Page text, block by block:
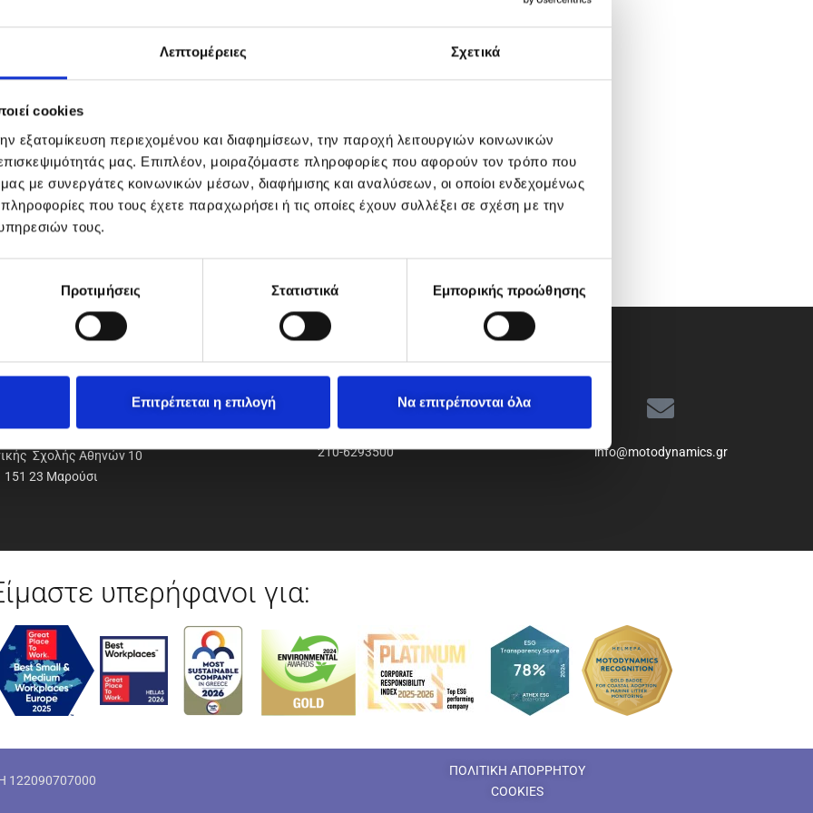
Λεπτομέρειες Σχετικά
cookies
εξατομίκευση περιεχομένου και διαφημίσεων, την παροχή λειτουργιών κοινωνικών
μας. Επιπλέον, μοιραζόμαστε πληροφορίες που αφορούν τον τρόπο που
μας με συνεργάτες κοινωνικών μέσων, διαφήμισης και αναλύσεων, οι οποίοι ενδεχομένως
που τους έχετε παραχωρήσει ή τις οποίες έχουν συλλέξει σε σχέση με την
τους.
Προτιμήσεις Στατιστικά Εμπορικής προώθησης
Επιτρέπεται η επιλογή Να επιτρέπονται όλα
Α.Ε.Ε.
Σχολής Αθηνών 10
151 23 Μαρούσι
210-6293500 info@motodynamics.gr
υπερήφανοι για:
122090707000
ΠΟΛΙΤΙΚΗ ΑΠΟΡΡΗΤΟΥ
COOKIES